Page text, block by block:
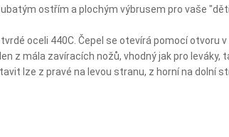
ostřím a plochým výbrusem pro vaše
oceli 440C. Čepel se otevírá pomocí otvoru
z mála zavíracích nožů, vhodný jak pro leváky,
lze z pravé na levou stranu, z horní na dolní